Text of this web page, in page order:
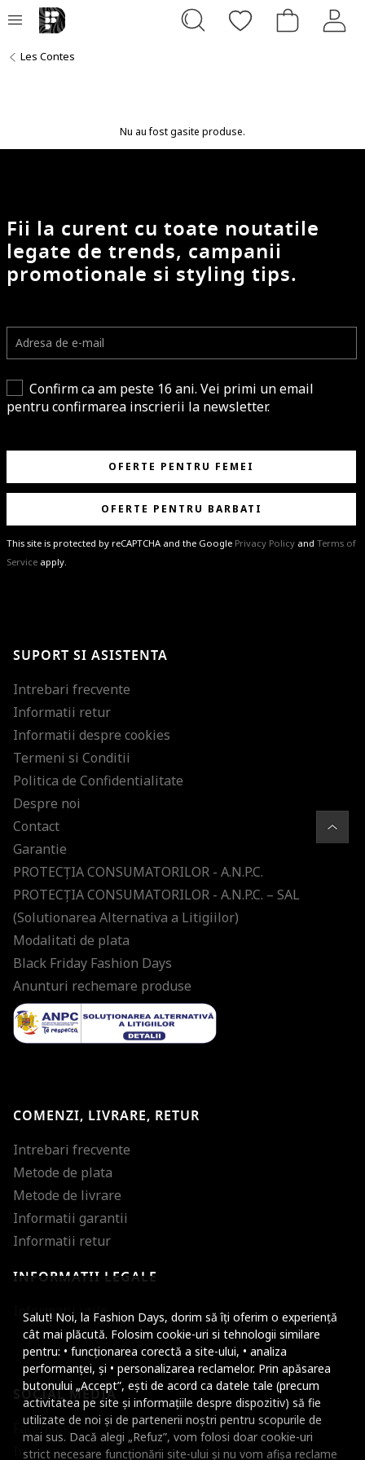
Salut! Noi, la Fashion Days, dorim să îți oferim o experiență
cât mai plăcută. Folosim cookie-uri si tehnologii similare
pentru: • funcționarea corectă a site-ului, • analiza
performanței, și • personalizarea reclamelor. Prin apăsarea
butonului „Accept”, ești de acord ca datele tale (precum
activitatea pe site și informațiile despre dispozitiv) să fie
utilizate de noi și de partenerii noștri pentru scopurile de
mai sus. Dacă alegi „Refuz”, vom folosi doar cookie-uri
strict necesare funcționării site-ului și nu vom afișa reclame
Les Contes
Nu au fost gasite produse.
Fii la curent cu toate noutatile
legate de trends, campanii
promotionale si styling tips.
Confirm ca am peste 16 ani. Vei primi un email
pentru confirmarea inscrierii la newsletter.
OFERTE PENTRU FEMEI
OFERTE PENTRU BARBATI
This site is protected by reCAPTCHA and the Google Privacy Policy and Terms of
Service apply.
ultimele tendinte in moda!
SUPORT SI ASISTENTA
Intrebari frecvente
Informatii retur
Informatii despre cookies
Termeni si Conditii
Politica de Confidentialitate
Despre noi
Contact
Garantie
PROTECŢIA CONSUMATORILOR - A.N.P.C.
PROTECŢIA CONSUMATORILOR - A.N.P.C. – SAL
(Solutionarea Alternativa a Litigiilor)
Modalitati de plata
Black Friday Fashion Days
Anunturi rechemare produse
COMENZI, LIVRARE, RETUR
Intrebari frecvente
Metode de plata
Metode de livrare
Informatii garantii
Informatii retur
INFORMATII LEGALE
Informatii utile
SOCIAL MEDIA
Facebook
Instagram
Micsoreaza
Mareste spatierea
Micsoreaza
Mareste inaltimea